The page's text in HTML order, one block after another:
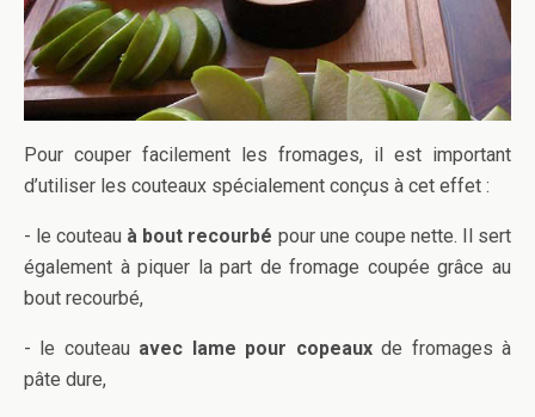
Pour couper facilement les fromages, il est important
d’utiliser les couteaux spécialement conçus à cet effet :
- le couteau à bout recourbé pour une coupe nette. Il sert
également à piquer la part de fromage coupée grâce au
bout recourbé,
- le couteau avec lame pour copeauxde fromages à
pâte dure,